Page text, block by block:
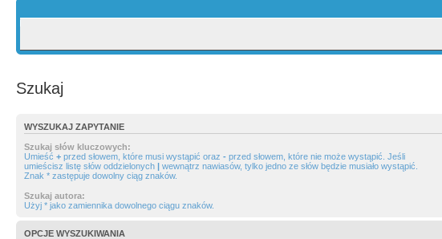
Szukaj
WYSZUKAJ ZAPYTANIE
Szukaj słów kluczowych:
Umieść + przed słowem, które musi wystąpić oraz - przed słowem, które nie może wystąpić. Jeśli
umieścisz listę słów oddzielonych | wewnątrz nawiasów, tylko jedno ze słów będzie musiało wystąpić.
Znak * zastępuje dowolny ciąg znaków.
Szukaj autora:
Użyj * jako zamiennika dowolnego ciągu znaków.
OPCJE WYSZUKIWANIA